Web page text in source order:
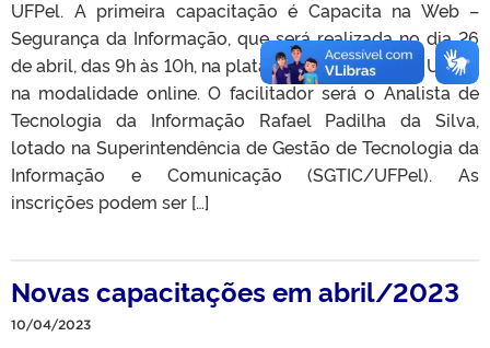
UFPel. A primeira capacitação é Capacita na Web –
Segurança da Informação, que será realizada no dia 26
de abril, das 9h às 10h, na plataforma WebConf da UFPel,
na modalidade online. O facilitador será o Analista de
Tecnologia da Informação Rafael Padilha da Silva,
lotado na Superintendência de Gestão de Tecnologia da
Informação e Comunicação (SGTIC/UFPel). As
inscrições podem ser […]
Novas capacitações em abril/2023
10/04/2023